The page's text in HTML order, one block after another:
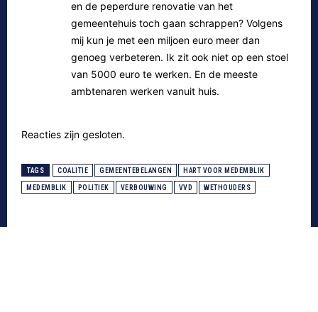
en de peperdure renovatie van het
gemeentehuis toch gaan schrappen? Volgens
mij kun je met een miljoen euro meer dan
genoeg verbeteren. Ik zit ook niet op een stoel
van 5000 euro te werken. En de meeste
ambtenaren werken vanuit huis.
Reacties zijn gesloten.
TAGS COALITIE GEMEENTEBELANGEN HART VOOR MEDEMBLIK
MEDEMBLIK POLITIEK VERBOUWING VVD WETHOUDERS